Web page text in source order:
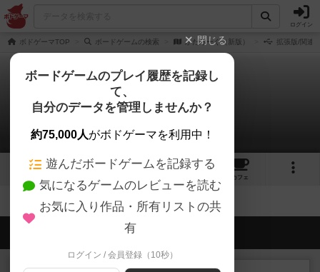
ログイン
ボドゲーマTOP ボードゲームの検索 かたろーぐ（新版） 拡張版/関連
かたろーぐ（新版）
拡張/関連作品 0件
1 2
カフェ
会員の新しい投稿
レビュー
閉じる
ボードゲームのプレイ履歴を記録し
て、
自分のデータを管理しませんか？
約75,000人がボドゲーマを利用中！
遊んだボードゲームを記録する
気になるゲームのレビューを読む
お気に入り作品・所有リストの共
有
ログイン / 会員登録（10秒）